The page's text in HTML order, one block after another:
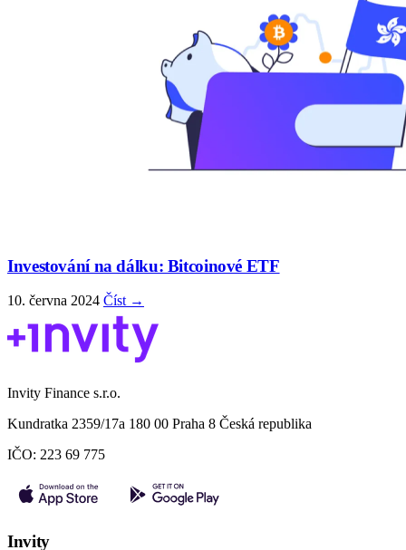
Investování na dálku: Bitcoinové ETF
10. června 2024 Číst →
Invity Finance s.r.o.
Kundratka 2359/17a 180 00 Praha 8 Česká republika
IČO: 223 69 775
Invity